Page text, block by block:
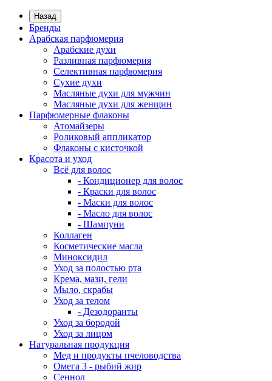
Назад
Бренды
Арабская парфюмерия
Арабские духи
Разливная парфюмерия
Селективная парфюмерия
Сухие духи
Масляные духи для мужчин
Масляные духи для женщин
Парфюмерные флаконы
Атомайзеры
Роликовый аппликатор
Флаконы с кисточкой
Красота и уход
Всё для волос
- Кондиционер для волос
- Краски для волос
- Маски для волос
- Масло для волос
- Шампуни
Коллаген
Косметические масла
Миноксидил
Уход за полостью рта
Крема, мази, гели
Мыло, скрабы
Уход за телом
- Дезодоранты
Уход за бородой
Уход за лицом
Натуральная продукция
Мед и продукты пчеловодства
Омега 3 - рыбий жир
Сеннол